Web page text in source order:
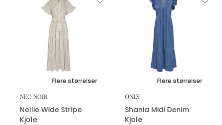
Flere størrelser
NEO NOIR
Nellie Wide Stripe
Kjole
Flere størrelser
ONLY
Shania Midi Denim
Kjole